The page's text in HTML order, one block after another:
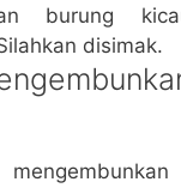
burung
disimak.